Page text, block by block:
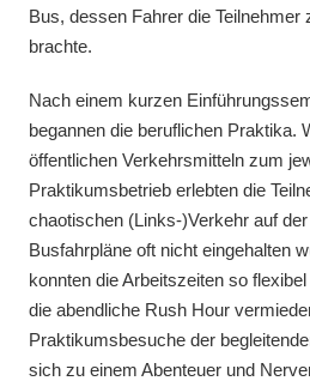
Bus, dessen Fahrer die Teilnehmer
brachte.
Nach einem kurzen
begannen die beruflichen Praktika.
öffentlichen Verkehrsmitteln zum
Praktikumsbetrieb erlebten die
chaotischen (Links-)Verkehr auf
Busfahrpläne oft nicht eingehalten
konnten die Arbeitszeiten so
die abendliche Rush Hour
Praktikumsbesuche der
sich zu einem Abenteuer und